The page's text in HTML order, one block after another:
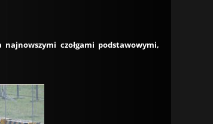
czołgami podstawowymi,